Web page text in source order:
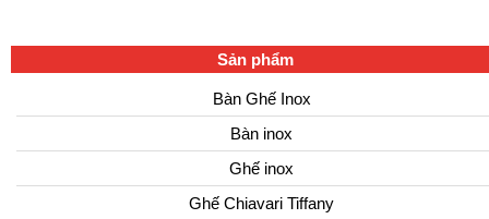
Sản phẩm
Bàn Ghế Inox
Bàn inox
Ghế inox
Ghế Chiavari Tiffany